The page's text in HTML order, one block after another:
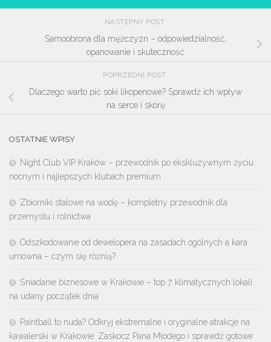
NASTĘPNY POST
Samoobrona dla mężczyzn – odpowiedzialność,
opanowanie i skuteczność
POPRZEDNI POST
Dlaczego warto pić soki likopenowe? Sprawdź ich wpływ
na serce i skórę
OSTATNIE WPISY
Night Club VIP Kraków – przewodnik po ekskluzywnym życiu
nocnym i najlepszych klubach premium
Zbiorniki stalowe na wodę – kompletny przewodnik dla
przemysłu i rolnictwa
Odszkodowanie od dewelopera na zasadach ogólnych a kara
umowna – czym się różnią?
Śniadanie biznesowe w Krakowie – top 7 klimatycznych lokali
na udany początek dnia
Paintball to nuda? Odkryj ekstremalne i oryginalne atrakcje na
kawalerski w Krakowie. Zaskocz Pana Młodego i sprawdź gotowe